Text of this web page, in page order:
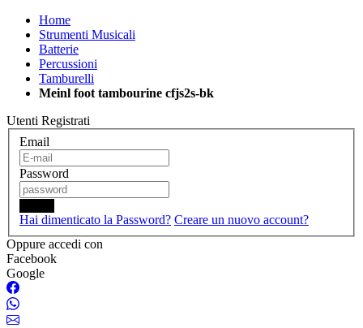
Home
Strumenti Musicali
Batterie
Percussioni
Tamburelli
Meinl foot tambourine cfjs2s-bk
Utenti Registrati
Email
Password
Hai dimenticato la Password? Creare un nuovo account?
Oppure accedi con
Facebook
Google